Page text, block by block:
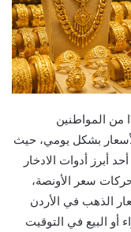
من المواطنين
بشكل يومي، حيث
أبرز أدوات الادخار
سعر الأونصة،
الذهب في الأردن
أو البيع في التوقيت